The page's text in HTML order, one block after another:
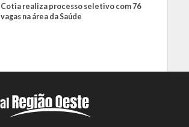
Cotia realiza processo seletivo com 76
vagas na área da Saúde